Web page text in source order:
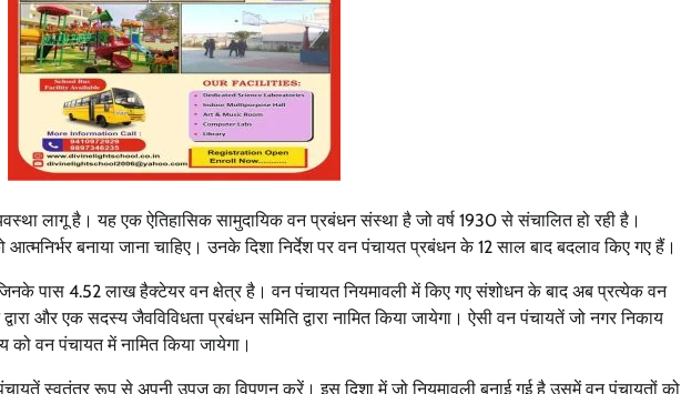
लागू है। यह एक ऐतिहासिक सामुदायिक वन प्रबंधन संस्था है जो वर्ष 1930 से संचालित हो रही है।
बनाया जाना चाहिए। उनके दिशा निर्देश पर वन पंचायत प्रबंधन के 12 साल बाद बदलाव किए गए हैं।
पास 4.52 लाख हैक्टेयर वन क्षेत्र है। वन पंचायत नियमावली में किए गए संशोधन के बाद अब प्रत्येक वन
और एक सदस्य जैवविविधता प्रबंधन समिति द्वारा नामित किया जायेगा। ऐसी वन पंचायतें जो नगर निकाय
को वन पंचायत में नामित किया जायेगा।
स्वतंत्र रूप से अपनी उपज का विपणन करें। इस दिशा में जो नियमावली बनाई गई है उसमें वन पंचायतों को